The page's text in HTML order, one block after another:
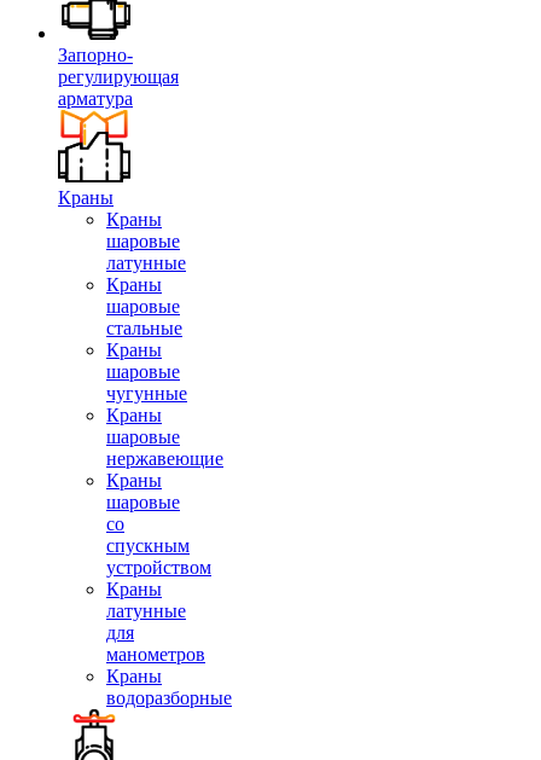
Запорно-
регулирующая
арматура
Краны
Краны
шаровые
латунные
Краны
шаровые
стальные
Краны
шаровые
чугунные
Краны
шаровые
нержавеющие
Краны
шаровые
со
спускным
устройством
Краны
латунные
для
манометров
Краны
водоразборные